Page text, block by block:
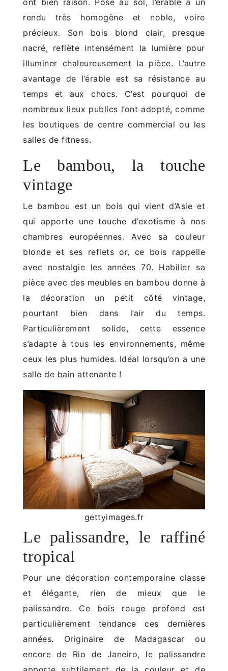
rendu très homogène et noble, voire
précieux. Son bois blond clair, presque
nacré, reflète intensément la lumière pour
illuminer chaleureusement la pièce. L’autre
avantage de l’érable est sa résistance au
temps et aux chocs. C’est pourquoi de
nombreux lieux publics l’ont adopté, comme
les boutiques de centre commercial ou les
salles de fitness.
Le bambou, la touche
vintage
Le bambou est un bois qui vient d’Asie et
qui apporte une touche d’exotisme à nos
chambres européennes. Avec sa couleur
blonde et ses reflets or, ce bois rappelle
avec nostalgie les années 70. Habiller sa
pièce avec des meubles en bambou donne à
la décoration un petit côté vintage,
pourtant bien dans l’air du temps.
Particulièrement solide, cette essence
s’adapte à tous les environnements, même
ceux les plus humides. Idéal lorsqu’on a une
salle de bain attenante !
gettyimages.fr
Le palissandre, le raffiné
tropical
Pour une décoration contemporaine classe
et élégante, rien de mieux que le
palissandre. Ce bois rouge profond est
particulièrement tendance ces dernières
années. Originaire de Madagascar ou
encore de Rio de Janeiro, le palissandre